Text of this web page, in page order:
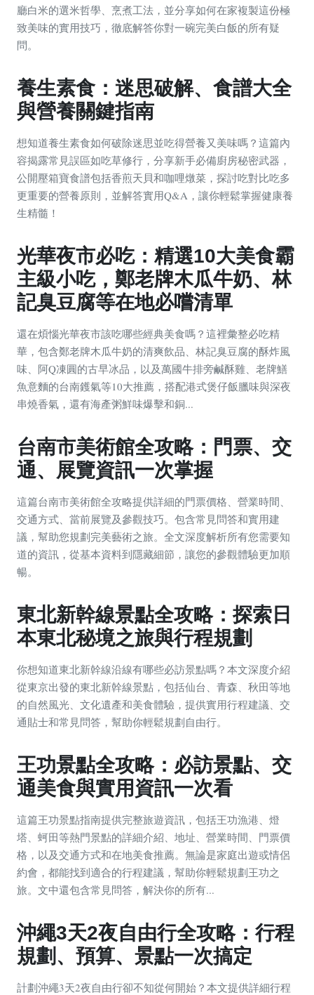
廳白米的選米哲學、烹煮工法，並分享如何在家複製這份極
致美味的實用技巧，徹底解答你對一碗完美白飯的所有疑
問。
養生素食：迷思破解、食譜大全
與營養關鍵指南
想知道養生素食如何破除迷思並吃得營養又美味嗎？這篇內
容揭露常見誤區如吃草修行，分享新手必備廚房秘密武器，
公開壓箱寶食譜包括香煎天貝和咖哩燉菜，探討吃對比吃多
更重要的營養原則，並解答實用Q&A，讓你輕鬆掌握健康養
生精髓！
光華夜市必吃：精選10大美食霸
主級小吃，鄭老牌木瓜牛奶、林
記臭豆腐等在地必嚐清單
還在煩惱光華夜市該吃哪些經典美食嗎？這裡彙整必吃精
華，包含鄭老牌木瓜牛奶的清爽飲品、林記臭豆腐的酥炸風
味、阿Q凍圓的古早冰品，以及萬國牛排旁鹹酥雞、老牌鱔
魚意麵的台南鑊氣等10大推薦，搭配港式煲仔飯臘味與深夜
串燒香氣，還有海產粥鮮味爆擊和銅...
台南市美術館全攻略：門票、交
通、展覽資訊一次掌握
這篇台南市美術館全攻略提供詳細的門票價格、營業時間、
交通方式、當前展覽及參觀技巧。包含常見問答和實用建
議，幫助您規劃完美藝術之旅。全文深度解析所有您需要知
道的資訊，從基本資料到隱藏細節，讓您的參觀體驗更加順
暢。
東北新幹線景點全攻略：探索日
本東北秘境之旅與行程規劃
你想知道東北新幹線沿線有哪些必訪景點嗎？本文深度介紹
從東京出發的東北新幹線景點，包括仙台、青森、秋田等地
的自然風光、文化遺產和美食體驗，提供實用行程建議、交
通貼士和常見問答，幫助你輕鬆規劃自由行。
王功景點全攻略：必訪景點、交
通美食與實用資訊一次看
這篇王功景點指南提供完整旅遊資訊，包括王功漁港、燈
塔、蚵田等熱門景點的詳細介紹、地址、營業時間、門票價
格，以及交通方式和在地美食推薦。無論是家庭出遊或情侶
約會，都能找到適合的行程建議，幫助你輕鬆規劃王功之
旅。文中還包含常見問答，解決你的所有...
沖繩3天2夜自由行全攻略：行程
規劃、預算、景點一次搞定
計劃沖繩3天2夜自由行卻不知從何開始？本文提供詳細行程